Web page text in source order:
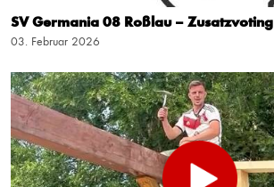
SV Germania 08 Roßlau – Zusatzvoting
03. Februar 2026